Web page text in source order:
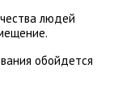
людей
обойдется